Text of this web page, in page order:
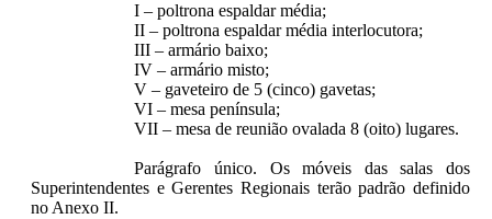
I – poltrona espaldar média;
II – poltrona espaldar média interlocutora;
III – armário baixo;
IV – armário misto;
V – gaveteiro de 5 (cinco) gavetas;
VI – mesa península;
VII – mesa de reunião ovalada 8 (oito) lugares.
Parágrafo único. Os móveis das salas dos
Superintendentes e Gerentes Regionais terão padrão definido
no Anexo II.